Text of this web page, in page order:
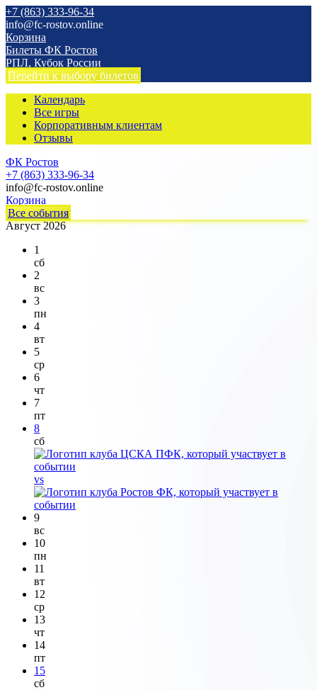
+7 (863) 333-96-34
info@fc-rostov.online
Корзина
Билеты ФК Ростов
РПЛ, Кубок России
Перейти к выбору билетов
Календарь
Все игры
Корпоративным клиентам
Отзывы
ФК Ростов
+7 (863) 333-96-34
info@fc-rostov.online
Корзина
Все события
Август 2026
1
сб
2
вс
3
пн
4
вт
5
ср
6
чт
7
пт
8
сб
vs
9
вс
10
пн
11
вт
12
ср
13
чт
14
пт
15
сб